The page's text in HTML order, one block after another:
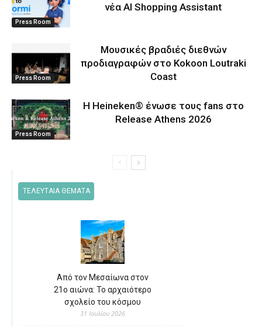
Press Room
νέα AI Shopping Assistant
Press Room
Μουσικές βραδιές διεθνών
προδιαγραφών στο Kokoon Loutraki
Coast
Press Room
Η Heineken® ένωσε τους fans στο
Release Athens 2026
ΤΕΛΕΥΤΑΙΑ ΘΕΜΑΤΑ
Από τον Μεσαίωνα στον
21ο αιώνα: Το αρχαιότερο
σχολείο του κόσμου
31 Ιουλίου 2026